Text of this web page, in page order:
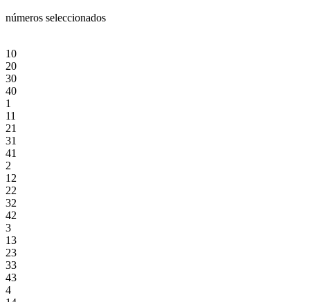
números seleccionados
10
20
30
40
1
11
21
31
41
2
12
22
32
42
3
13
23
33
43
4